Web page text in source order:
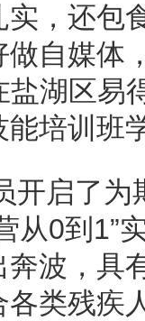
，还包
自媒体
盐湖区易
培训班
开启了
从0到1”
波，具
各类残疾